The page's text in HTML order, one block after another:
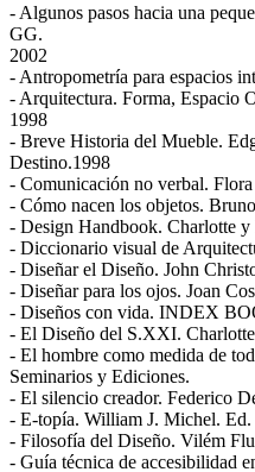
- Algunos pasos hacia una
GG.
2002
- Antropometría para espacios
- Arquitectura. Forma, Espacio
1998
- Breve Historia del Mueble.
Destino.1998
- Comunicación no verbal.
- Cómo nacen los objetos.
- Design Handbook. Charlotte y
- Diccionario visual de
- Diseñar el Diseño. John
- Diseñar para los ojos. Joan
- Diseños con vida. INDEX
- El Diseño del S.XXI.
- El hombre como medida de
Seminarios y Ediciones.
- El silencio creador. Federico
- E-topía. William J. Michel.
- Filosofía del Diseño. Vilém
- Guía técnica de accesibilidad